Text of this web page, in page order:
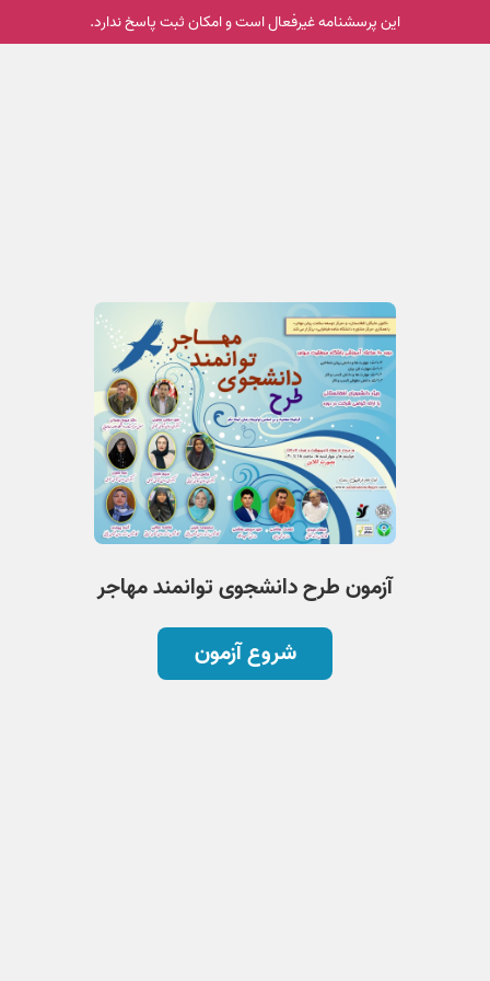
این پرسشنامه غیر‌فعال است و امکان ثبت پاسخ ندارد.
آزمون طرح دانشجوی توانمند مهاجر
شروع آزمون